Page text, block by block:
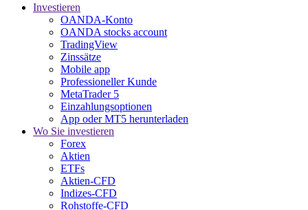
Investieren
OANDA-Konto
OANDA stocks account
TradingView
Zinssätze
Mobile app
Professioneller Kunde
MetaTrader 5
Einzahlungsoptionen
App oder MT5 herunterladen
Wo Sie investieren
Forex
Aktien
ETFs
Aktien-CFD
Indizes-CFD
Rohstoffe-CFD